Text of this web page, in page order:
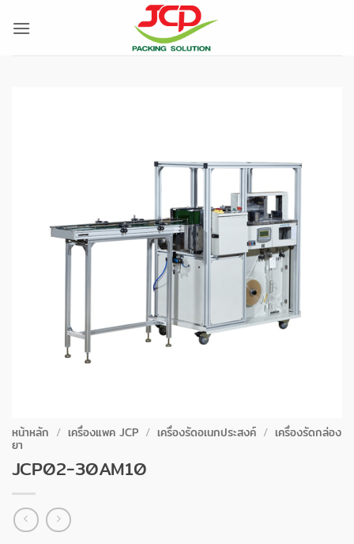
หน้าหลัก / เครื่องแพค JCP / เครื่องรัดอเนกประสงค์ / เครื่องรัดกล่อง
ยา
JCP02-30AM10